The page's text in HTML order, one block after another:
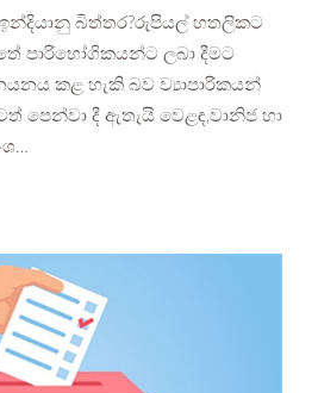
බිත්තර?රුපියල් හතලිකට
පාරිභෝගිකයන්ට ලබා දීමට
කළ හැකි බව ව්‍යාපාරිකයන්
පෙන්වා දී ඇතැයි වෙළඳ,වානිජ හා